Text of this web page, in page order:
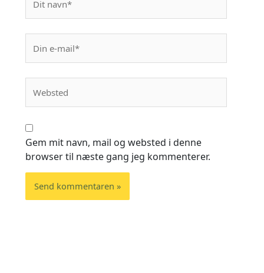
Gem mit navn, mail og websted i denne
browser til næste gang jeg kommenterer.